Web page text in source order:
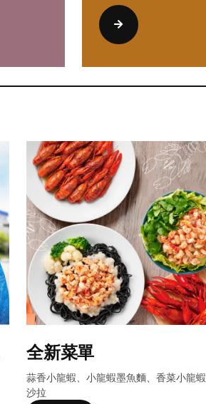
全新菜單
蒜香小龍蝦、小龍蝦墨魚麵、香菜小龍蝦
沙拉